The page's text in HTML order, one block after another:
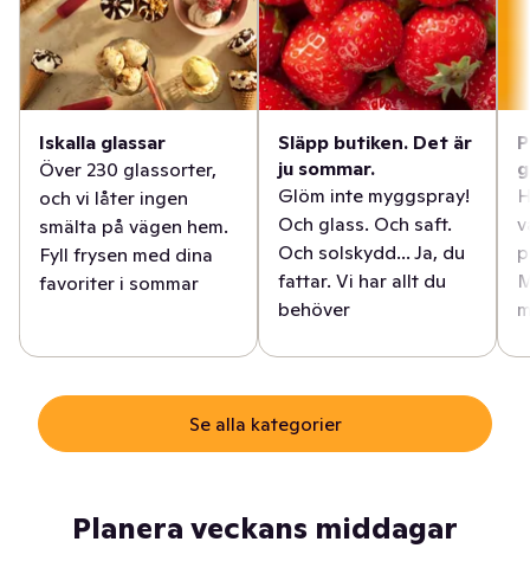
Iskalla glassar
Över 230 glassorter,
och vi låter ingen
smälta på vägen hem.
Fyll frysen med dina
favoriter i sommar
Släpp butiken. Det är
ju sommar.
Glöm inte myggspray!
Och glass. Och saft.
Och solskydd... Ja, du
fattar. Vi har allt du
behöver
Se alla kategorier
Planera veckans middagar